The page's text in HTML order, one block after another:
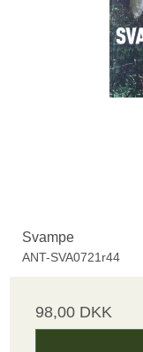
Svampe
ANT-SVA0721r44
98,00 DKK